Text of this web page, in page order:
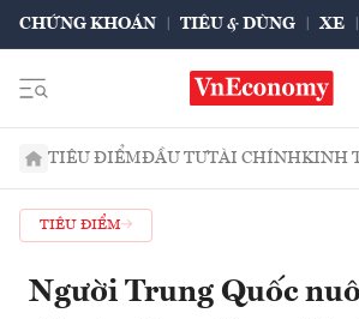
CHỨNG KHOÁN TIÊU & DÙNG XE
TIÊU ĐIỂMĐẦU TƯTÀI CHÍNHKINH
TIÊU ĐIỂM
Người Trung Quốc